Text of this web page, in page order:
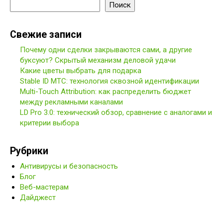
Поиск
Свежие записи
Почему одни сделки закрываются сами, а другие
буксуют? Скрытый механизм деловой удачи
Какие цветы выбрать для подарка
Stable ID МТС: технология сквозной идентификации
Multi-Touch Attribution: как распределить бюджет
между рекламными каналами
LD Pro 3.0: технический обзор, сравнение с аналогами и
критерии выбора
Рубрики
Антивирусы и безопасность
Блог
Веб-мастерам
Дайджест